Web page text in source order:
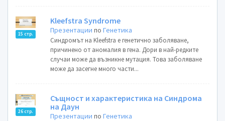
15 стр.
Kleefstra Syndrome
Презентации поГенетика
Синдромът на Kleefstra е генетично заболяване,
причинено от аномалия в гена. Дори в най-редките
случаи може да възникне мутация. Това заболяване
може да засегне много части...
26 стр.
Същност и характеристика на Синдрома
на Даун
Презентации поГенетика